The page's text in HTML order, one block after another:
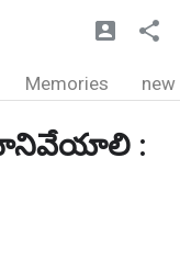
Memories new
మానివేయాలి :